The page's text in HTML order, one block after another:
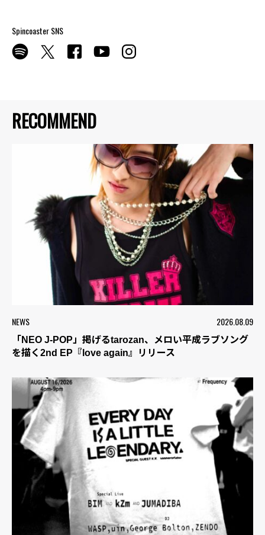
RECOMMEND
NEWS 2026.08.09
「NEO J-POP」掲げるtarozan、メロい平成ラブソング
を描く2nd EP『love again』リリース
Spincoaster SNS